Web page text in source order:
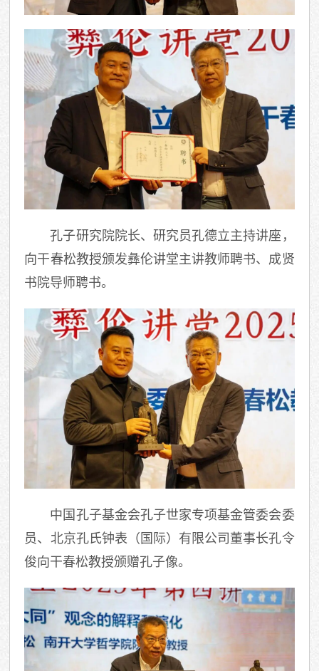
孔子研究院院长、研究员孔德立主持讲座，
向干春松教授颁发彝伦讲堂主讲教师聘书、成贤
书院导师聘书。
中国孔子基金会孔子世家专项基金管委会委
员、北京孔氏钟表（国际）有限公司董事长孔令
俊向干春松教授颁赠孔子像。